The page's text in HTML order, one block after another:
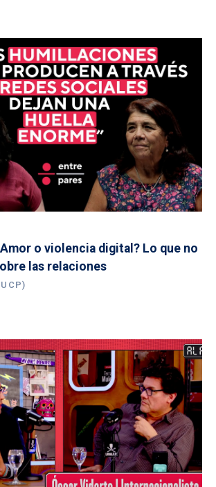
o violencia digital? Lo que no
las relaciones